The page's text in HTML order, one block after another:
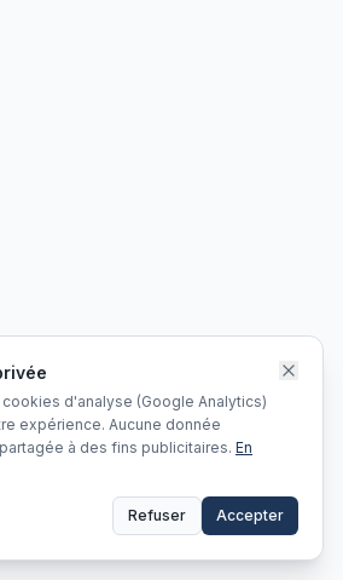
d'analyse (Google Analytics)
expérience. Aucune donnée
à des fins publicitaires. En
Refuser Accepter